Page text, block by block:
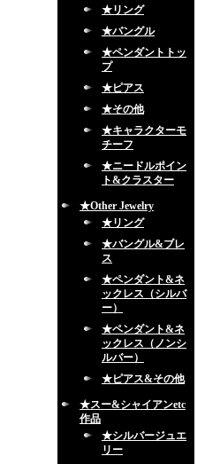
★リング
★バングル
★ペンダントトッ
プ
★ピアス
★その他
★キャラクターモ
チーフ
★ニードルポイン
ト&クラスター
★Other Jewelry
★リング
★バングル&ブレ
ス
★ペンダント&ネ
ックレス（シルバ
ー）
★ペンダント&ネ
ックレス（ノンシ
ルバー）
★ピアス&その他
★スー&シャイアンetc
作品
★シルバージュエ
リー